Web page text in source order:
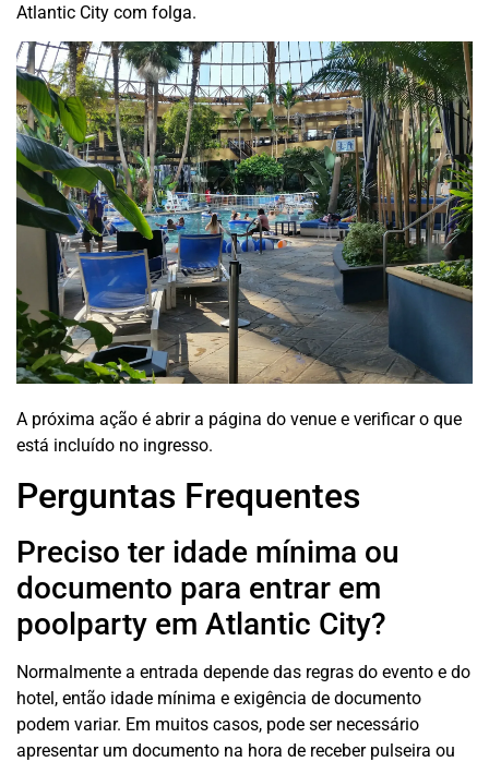
Atlantic City com folga.
A próxima ação é abrir a página do venue e verificar o que
está incluído no ingresso.
Perguntas Frequentes
Preciso ter idade mínima ou
documento para entrar em
poolparty em Atlantic City?
Normalmente a entrada depende das regras do evento e do
hotel, então idade mínima e exigência de documento
podem variar. Em muitos casos, pode ser necessário
apresentar um documento na hora de receber pulseira ou